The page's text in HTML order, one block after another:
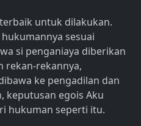
untuk dilakukan.
sesuai
si penganiaya diberikan
rekan-rekannya,
ke pengadilan dan
keputusan egois Aku
hukuman seperti itu.